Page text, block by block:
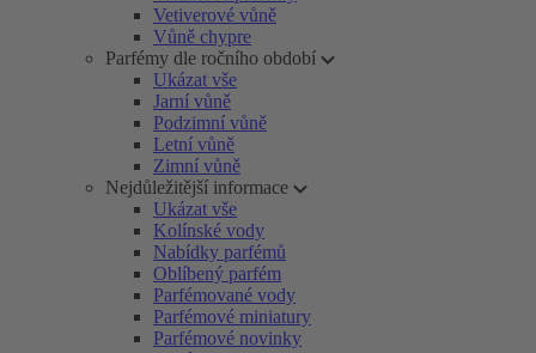
Vetiverové vůně
Vůně chypre
Parfémy dle ročního období
Ukázat vše
Jarní vůně
Podzimní vůně
Letní vůně
Zimní vůně
Nejdůležitější informace
Ukázat vše
Kolínské vody
Nabídky parfémů
Oblíbený parfém
Parfémované vody
Parfémové miniatury
Parfémové novinky